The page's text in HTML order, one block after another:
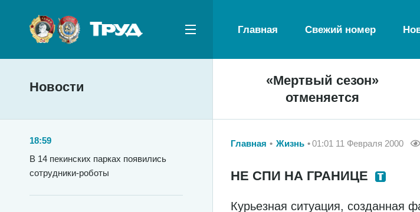
Главная Свежий номер
Новости
«Мертвый сезон»
отменяется
18:59
В 14 пекинских парках появились
сотрудники-роботы
Главная Жизнь 01:01 11 Февраля 2000
НЕ СПИ НА ГРАНИЦЕ
Курьезная ситуация, созданная